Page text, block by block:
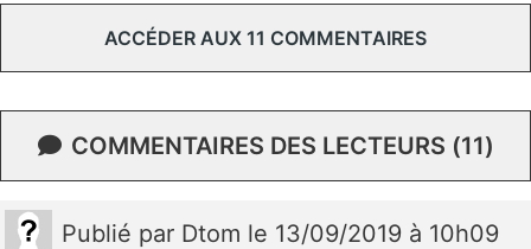
ACCÉDER AUX 11 COMMENTAIRES
COMMENTAIRES DES LECTEURS (11)
Publié par Dtom le 13/09/2019 à 10h09